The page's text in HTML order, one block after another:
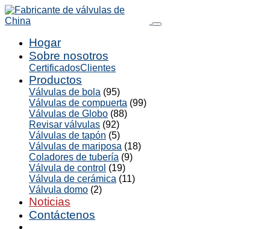
Hogar
Sobre nosotros
CertificadosClientes
Productos
Válvulas de bola (95)
Válvulas de compuerta (99)
Válvulas de Globo (88)
Revisar válvulas (92)
Válvulas de tapón (5)
Válvulas de mariposa (18)
Coladores de tubería (9)
Válvula de control (19)
Válvula de cerámica (11)
Válvula domo (2)
Noticias
Contáctenos